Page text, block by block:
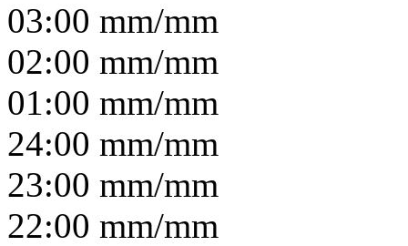
03:00 mm/mm
02:00 mm/mm
01:00 mm/mm
24:00 mm/mm
23:00 mm/mm
22:00 mm/mm